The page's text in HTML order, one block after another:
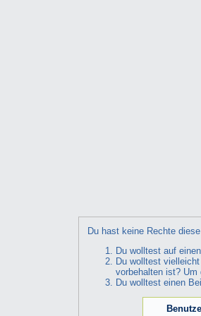
Du hast keine Rechte
Du wolltest auf
Du wolltest
vorbehalten ist?
Du wolltest einen